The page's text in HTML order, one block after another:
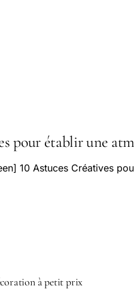
pour établir une
10 Astuces Créatives
à petit prix